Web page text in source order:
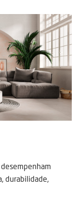
desempenham
durabilidade,